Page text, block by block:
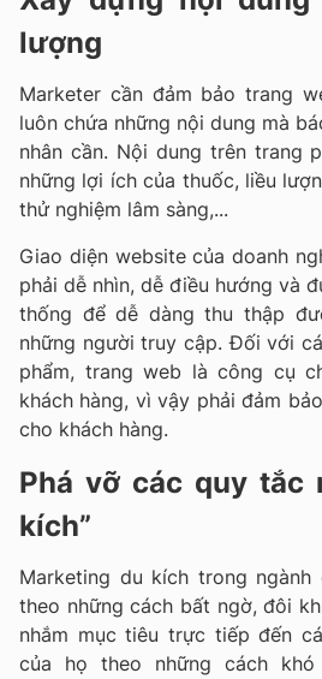
lượng
Marketer cần đảm bảo trang
luôn chứa những nội dung mà
nhân cần. Nội dung trên trang
những lợi ích của thuốc, liều
thử nghiệm lâm sàng,...
Giao diện website của doanh
phải dễ nhìn, dễ điều hướng và
thống để dễ dàng thu thập
những người truy cập. Đối với
phẩm, trang web là công cụ
khách hàng, vì vậy phải đảm
cho khách hàng.
Phá vỡ các quy tắc
kích”
Marketing du kích trong
theo những cách bất ngờ, đôi
nhắm mục tiêu trực tiếp đến
của họ theo những cách khó